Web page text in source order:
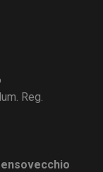
Reg.